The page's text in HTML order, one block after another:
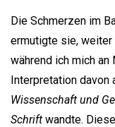
Die Schmerzen im
ermutigte sie, weiter
während ich mich
Interpretation davon
Wissenschaft und
Schrift wandte.